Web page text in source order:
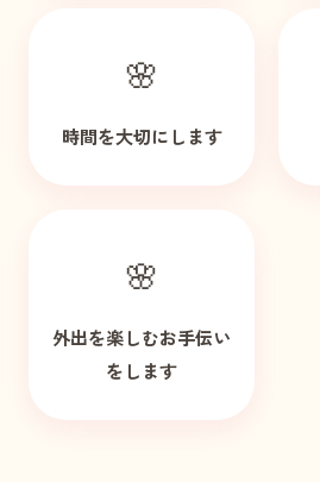
🌸
時間を大切にします
🌸
外出を楽しむお手伝い
をします